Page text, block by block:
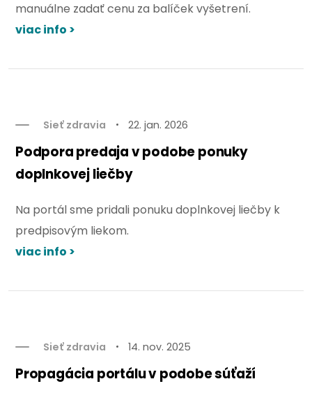
manuálne zadať cenu za balíček vyšetrení.
viac info >
Sieť zdravia 22. jan. 2026
Podpora predaja v podobe ponuky
doplnkovej liečby
Na portál sme pridali ponuku doplnkovej liečby k
predpisovým liekom.
viac info >
Sieť zdravia 14. nov. 2025
Propagácia portálu v podobe súťaží